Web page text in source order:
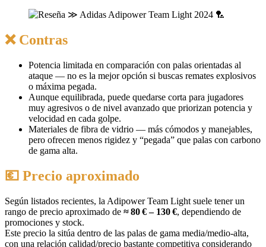
❌ Contras
Potencia limitada en comparación con palas orientadas al
ataque — no es la mejor opción si buscas remates explosivos
o máxima pegada.
Aunque equilibrada, puede quedarse corta para jugadores
muy agresivos o de nivel avanzado que priorizan potencia y
velocidad en cada golpe.
Materiales de fibra de vidrio — más cómodos y manejables,
pero ofrecen menos rigidez y “pegada” que palas con carbono
de gama alta.
💶 Precio aproximado
Según listados recientes, la Adipower Team Light suele tener un
rango de precio aproximado de ≈ 80 € – 130 €, dependiendo de
promociones y stock.
Este precio la sitúa dentro de las palas de gama media/medio‑alta,
con una relación calidad/precio bastante competitiva considerando